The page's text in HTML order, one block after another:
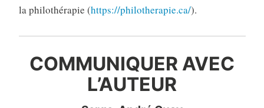
la philothérapie (https://philotherapie.ca/).
COMMUNIQUER AVEC
L’AUTEUR